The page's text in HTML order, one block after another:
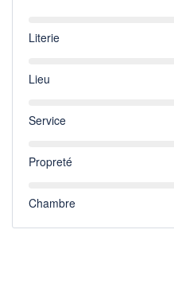
Literie
Lieu
Service
Propreté
Chambre